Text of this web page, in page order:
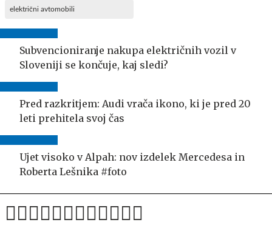
električni avtomobili
Subvencioniranje nakupa električnih vozil v
Sloveniji se končuje, kaj sledi?
Pred razkritjem: Audi vrača ikono, ki je pred 20
leti prehitela svoj čas
Ujet visoko v Alpah: nov izdelek Mercedesa in
Roberta Lešnika #foto